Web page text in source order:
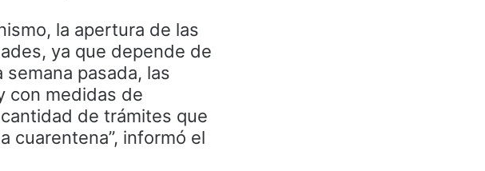
la apertura de las
ya que depende de
pasada, las
con medidas de
de trámites que
cuarentena”, informó el